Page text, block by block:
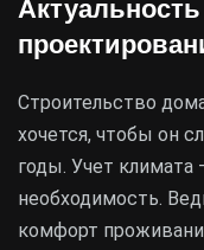
Строительство
хочется, чтобы он
годы. Учет климата
необходимость.
комфорт